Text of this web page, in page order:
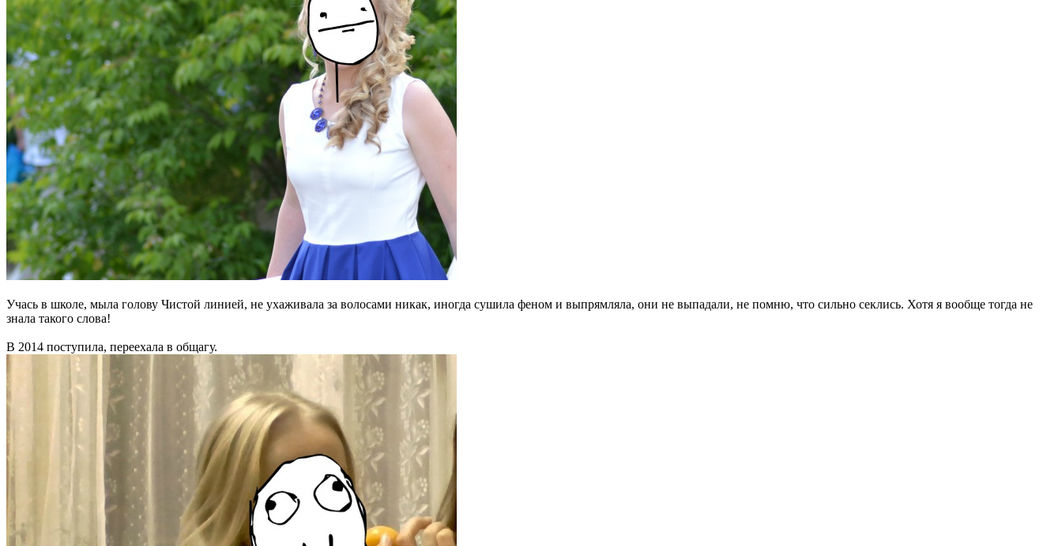
Учась в школе, мыла голову Чистой линией, не ухаживала за волосами никак, иногда сушила феном и выпрямляла, они не выпадали, не помню, что сильно секлись. Хотя я вообще тогда не
знала такого слова!
В 2014 поступила, переехала в общагу.